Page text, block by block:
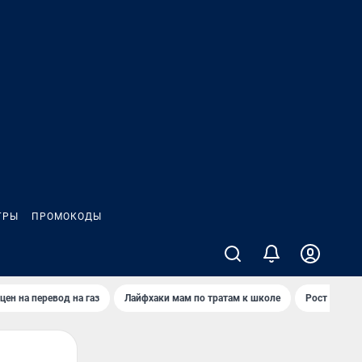
ПРОМОКОДЫ
на перевод на газ Лайфхаки мам по тратам к школе Рост цен на